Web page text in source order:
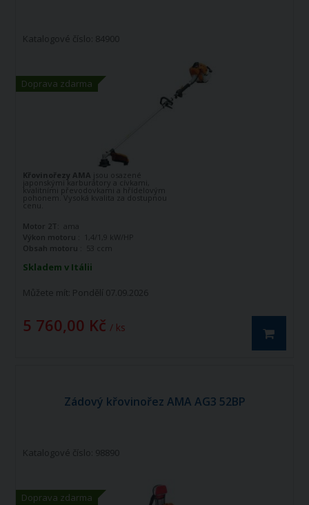
Doprava zdarma
Katalogové číslo: 84900
Skladem v Itálii
Můžete mít: Pondělí 07.09.2026
5 760,00 Kč / ks
Křovinořezy AMA jsou osazené
japonskými karburátory a cívkami,
kvalitními převodovkami a hřídelovým
pohonem. Vysoká kvalita za dostupnou
cenu.
Motor 2T:
ama
Výkon motoru :
1,4/1,9 kW/HP
Obsah motoru :
53 ccm
Zádový křovinořez AMA AG3 52BP
Doprava zdarma
Katalogové číslo: 98890